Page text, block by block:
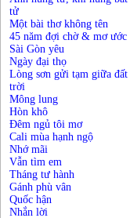
tử
Một bài thơ không tên
45 năm đợi chờ & mơ ước
Sài Gòn yêu
Ngày đại thọ
Lòng sơn gửi tạm giữa đất
trời
Mông lung
Hòn khô
Đêm ngủ tôi mơ
Cali mùa hạnh ngộ
Nhớ mãi
Vẫn tìm em
Tháng tư hành
Gánh phù vân
Quốc hận
Nhắn lời